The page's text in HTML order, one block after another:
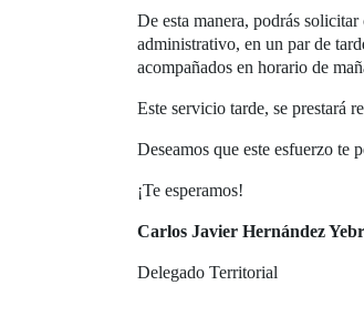
De esta manera, podrás
administrativo, en un par de
acompañados en horario de
Este servicio tarde, se prestará
Deseamos que este esfuerzo
¡Te esperamos!
Carlos Javier Hernández
Delegado Territorial